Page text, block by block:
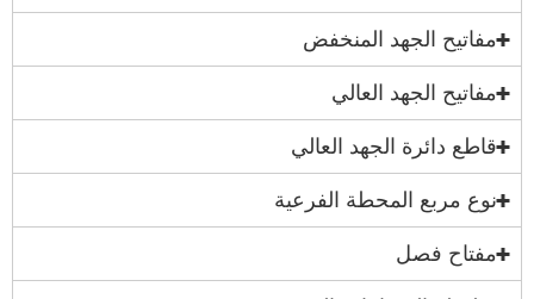
مفاتيح الجهد المنخفض
مفاتيح الجهد العالي
قاطع دائرة الجهد العالي
نوع مربع المحطة الفرعية
مفتاح فصل